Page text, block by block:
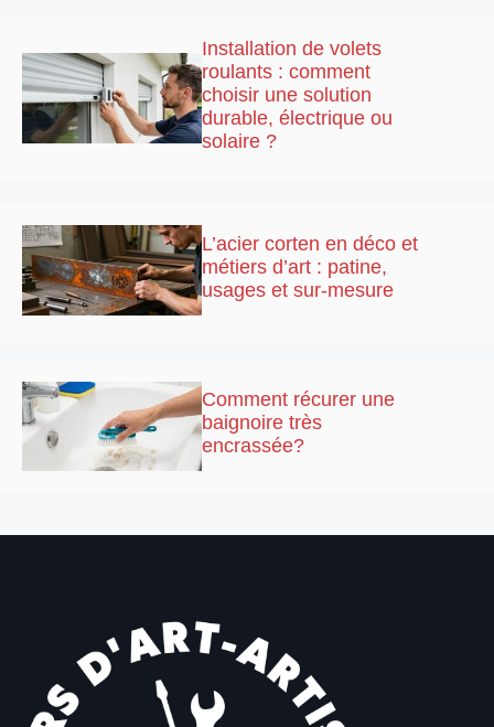
Installation de volets
roulants : comment
choisir une solution
durable, électrique ou
solaire ?
L’acier corten en déco et
métiers d’art : patine,
usages et sur-mesure
Comment récurer une
baignoire très
encrassée?